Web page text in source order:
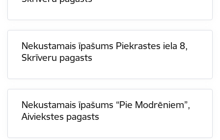
Nekustamais īpašums Piekrastes iela 8,
Skrīveru pagasts
Nekustamais īpašums “Pie Modrēniem”,
Aiviekstes pagasts